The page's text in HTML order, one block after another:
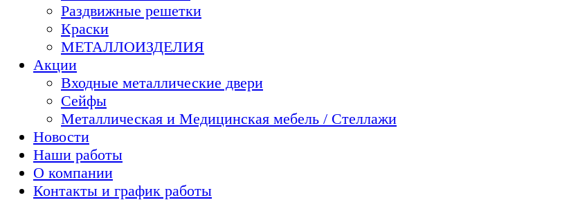
Раздвижные решетки
Краски
МЕТАЛЛОИЗДЕЛИЯ
Акции
Входные металлические двери
Сейфы
Металлическая и Медицинская мебель / Стеллажи
Новости
Наши работы
О компании
Контакты и график работы